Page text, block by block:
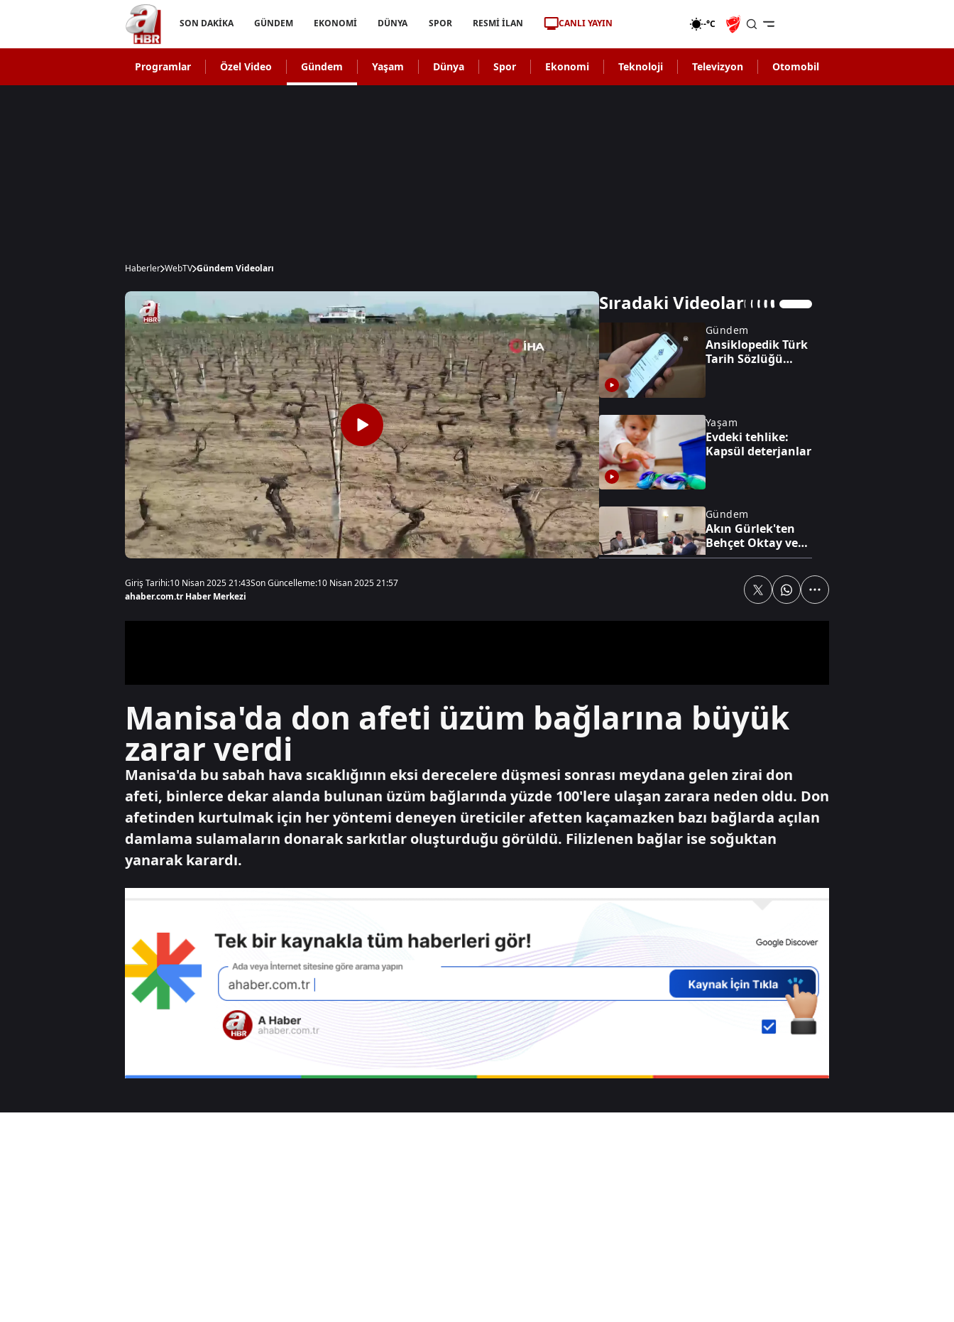
SON DAKİKA GÜNDEM EKONOMİ DÜNYA SPOR RESMİ İLAN CANLI YAYIN -°C
Programlar Özel Video Gündem Yaşam Dünya Spor Ekonomi Teknoloji Televizyon Otomobil
Haberler WebTV Gündem Videoları
Sıradaki Videolar
Gündem
Ansiklopedik Türk
Tarih Sözlüğü
Yaşam
Evdeki tehlike:
Kapsül deterjanlar
Gündem
Akın Gürlek'ten
Behçet Oktay ve
Uğur Mumcu
görüşme
Cumhuriyet
Bilecik'te arazide
çıkan yangın
söndürüldü
Yaşam
Heybeliada Deniz
Harp Okulu'nun
çatısında yangın
Giriş Tarihi:10 Nisan 2025 21:43Son Güncelleme:10 Nisan 2025 21:57
ahaber.com.tr Haber Merkezi
Manisa'da don afeti üzüm bağlarına büyük
zarar verdi
Manisa'da bu sabah hava sıcaklığının eksi derecelere düşmesi sonrası meydana gelen zirai don
afeti, binlerce dekar alanda bulunan üzüm bağlarında yüzde 100'lere ulaşan zarara neden oldu. Don
afetinden kurtulmak için her yöntemi deneyen üreticiler afetten kaçamazken bazı bağlarda açılan
damlama sulamaların donarak sarkıtlar oluşturduğu görüldü. Filizlenen bağlar ise soğuktan
yanarak karardı.